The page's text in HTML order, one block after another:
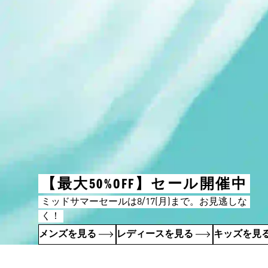
【最大50%OFF】セール開催中
ミッドサマーセールは8/17(月)まで。お見逃しな
く！
メンズを見る
レディースを見る キッズを見